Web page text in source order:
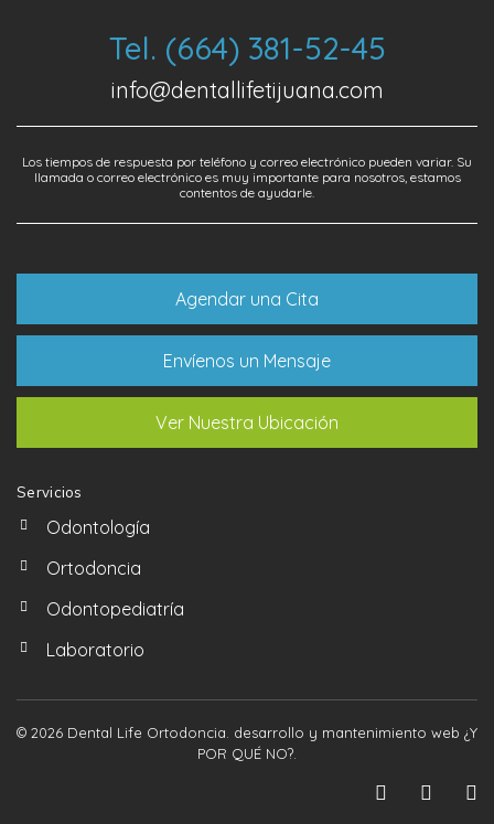
Tel. (664) 381-52-45
info@dentallifetijuana.com
Los tiempos de respuesta por teléfono y correo electrónico pueden variar. Su
llamada o correo electrónico es muy importante para nosotros, estamos
contentos de ayudarle.
Agendar una Cita
Envíenos un Mensaje
Ver Nuestra Ubicación
Servicios
Odontología
Ortodoncia
Odontopediatría
Laboratorio
© 2026 Dental Life Ortodoncia. desarrollo y mantenimiento web ¿Y
POR QUÉ NO?.